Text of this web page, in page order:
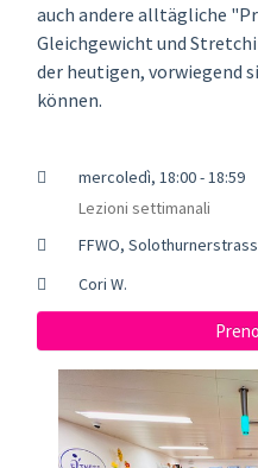
auch andere alltägliche
Gleichgewicht und
der heutigen, vorwiegend
können.
mercoledì, 18:00 - 18:59
Lezioni settimanali
FFWO,
Cori W.